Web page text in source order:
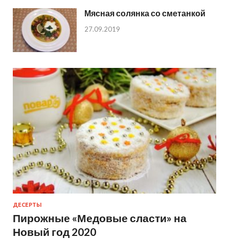
Мясная солянка со сметанкой
27.09.2019
ДЕСЕРТЫ
Пирожные «Медовые сласти» на
Новый год 2020